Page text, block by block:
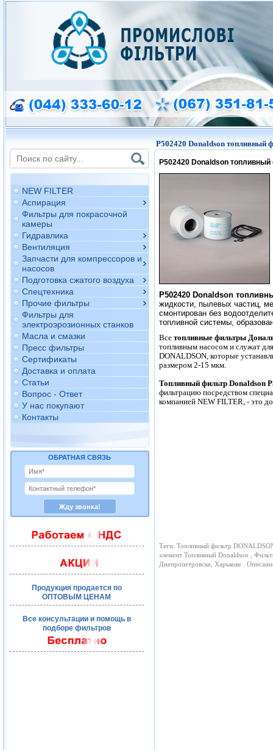
NEW FILTER
Аспирация
Фильтры для покрасочной
камеры
Гидравлика
Вентиляция
Запчасти для компрессоров и
насосов
Подготовка сжатого воздуха
Спецтехника
Прочие фильтры
Фильтры для
электроэрозионных станков
Масла и смазки
Пресс фильтры
Сертификаты
Доставка и оплата
Статьи
Вопрос - Ответ
У нас покупают
Контакты
ОБРАТНАЯ СВЯЗЬ
Продукция продается по
ОПТОВЫМ ЦЕНАМ
Все консультации и помощь в
подборе фильтров
P502420 Donaldson топливный
P502420 Donaldson
P502420 Donaldson
жидкости, пылевых частиц,
смонтирован без
топливной системы,
Все топливные фильтры
топливным насосом и служат
DONALDSON, которые
размером 2-15 мкм.
Топливный фильтр Donaldson
фильтрацию посредством
компанией NEW FILTER, - это
Теги: Топливный фильтр
элемент Топливный Donaldson ,
Днепропетровске, Харькове .